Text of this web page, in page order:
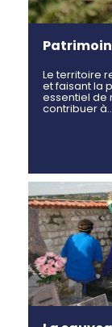
Le territoire
et faisant la
essentiel de
contribuer